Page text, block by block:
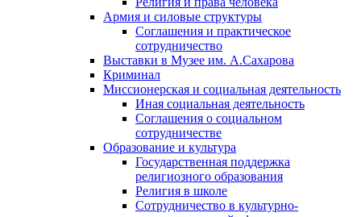
Армия и силовые структуры
Соглашения и практическое
сотрудничество
Выставки в Музее им. А.Сахарова
Криминал
Миссионерская и социальная деятельность
Иная социальная деятельность
Соглашения о социальном
сотрудничестве
Образование и культура
Государственная поддержка
религиозного образования
Религия в школе
Сотрудничество в культурно-